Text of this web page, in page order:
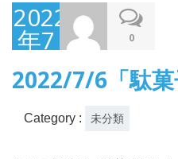
2022
年7
月7
日
0
2022/7/6「駄菓
Category : 未分類